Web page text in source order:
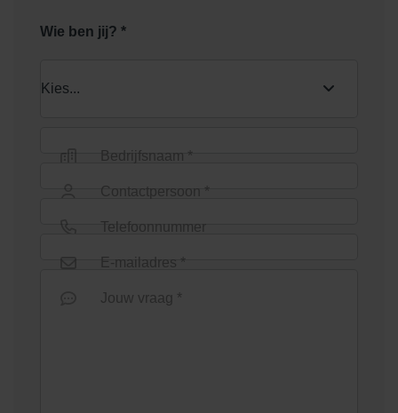
Wie ben jij? *
Bedrijfsnaam *
Contactpersoon *
Telefoonnummer
E-mailadres *
Jouw vraag *